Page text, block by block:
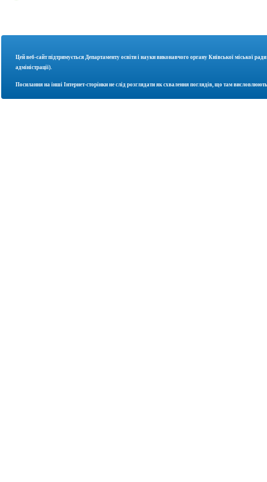
Цей веб-сайт підтримується Департаменту освіти і науки виконавчого органу Київської міської
адміністрації).
Посилання на інші Інтернет-сторінки не слід розглядати як схвалення поглядів, що там